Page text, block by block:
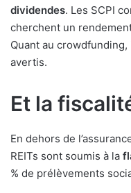
dividendes. Les SCPI
cherchent un
Quant au
avertis.
Et la
En dehors de
REITs sont soumis à la
% de prélèvements